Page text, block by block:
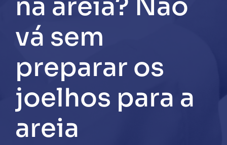
na areia? Não
vá sem
preparar os
joelhos para a
areia